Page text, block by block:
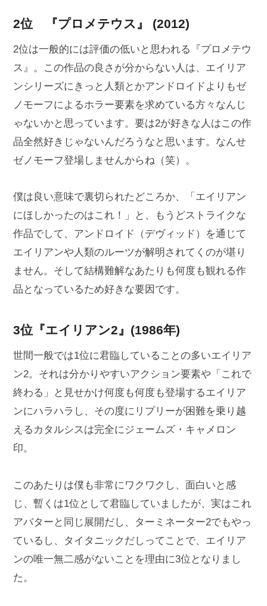
2位 『プロメテウス』 (2012)
2位は一般的には評価の低いと思われる『プロメテウ
ス』。この作品の良さが分からない人は、エイリア
ンシリーズにきっと人類とかアンドロイドよりもゼ
ノモーフによるホラー要素を求めている方々なんじ
ゃないかと思っています。要は2が好きな人はこの作
品全然好きじゃないんだろうなと思います。なんせ
ゼノモーフ登場しませんからね（笑）。
僕は良い意味で裏切られたどころか、「エイリアン
にほしかったのはこれ！」と、もうどストライクな
作品でして、アンドロイド（デヴィッド）を通じて
エイリアンや人類のルーツが解明されてくのが堪り
ません。そして結構難解なあたりも何度も観れる作
品となっているため好きな要因です。
3位『エイリアン2』(1986年)
世間一般では1位に君臨していることの多いエイリア
ン2。それは分かりやすいアクション要素や「これで
終わる」と見せかけ何度も何度も登場するエイリア
ンにハラハラし、その度にリプリーが困難を乗り越
えるカタルシスは完全にジェームズ・キャメロン
印。
このあたりは僕も非常にワクワクし、面白いと感
じ、暫くは1位として君臨していましたが、実はこれ
アバターと同じ展開だし、ターミネーター2でもやっ
ているし、タイタニックだしってことで、エイリア
ンの唯一無二感がないことを理由に3位となりまし
た。